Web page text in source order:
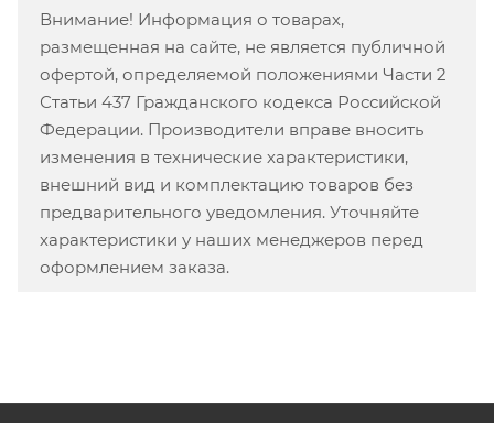
Внимание! Информация о товарах,
размещенная на сайте, не является публичной
офертой, определяемой положениями Части 2
Статьи 437 Гражданского кодекса Российской
Федерации. Производители вправе вносить
изменения в технические характеристики,
внешний вид и комплектацию товаров без
предварительного уведомления. Уточняйте
характеристики у наших менеджеров перед
оформлением заказа.